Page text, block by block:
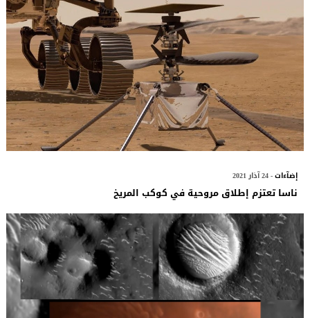
إضآءات- 24 آذار 2021
ناسا تعتزم إطلاق مروحية في كوكب المريخ